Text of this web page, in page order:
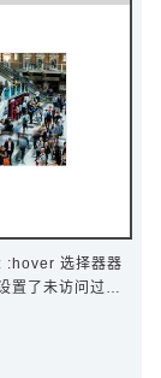
:hover 选择器器
置了未访问过的